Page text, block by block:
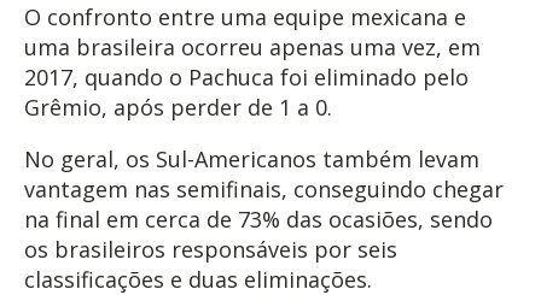
O confronto entre uma equipe mexicana e
uma brasileira ocorreu apenas uma vez, em
2017, quando o Pachuca foi eliminado pelo
Grêmio, após perder de 1 a 0.
No geral, os Sul-Americanos também levam
vantagem nas semifinais, conseguindo chegar
na final em cerca de 73% das ocasiões, sendo
os brasileiros responsáveis por seis
classificações e duas eliminações.